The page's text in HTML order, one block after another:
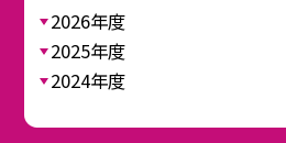
2026年度
2025年度
2024年度